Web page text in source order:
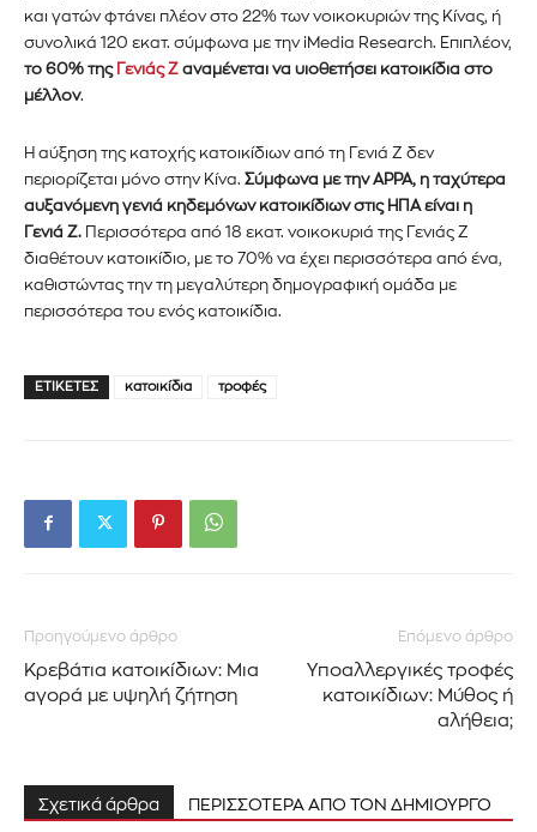
και γατών φτάνει πλέον στο 22% των νοικοκυριών της Κίνας, ή
συνολικά 120 εκατ. σύμφωνα με την iMedia Research. Επιπλέον,
το 60% της
Γενιάς Ζ αναμένεται να υιοθετήσει κατοικίδια στο
μέλλον.
Η αύξηση της κατοχής κατοικίδιων από τη Γενιά Ζ δεν
περιορίζεται μόνο στην Κίνα. Σύμφωνα με την APPA, η ταχύτερα
αυξανόμενη γενιά κηδεμόνων κατοικίδιων στις ΗΠΑ είναι η
Γενιά Ζ. Περισσότερα από 18 εκατ. νοικοκυριά της Γενιάς Ζ
διαθέτουν κατοικίδιο, με το 70% να έχει περισσότερα από ένα,
καθιστώντας την τη μεγαλύτερη δημογραφική ομάδα με
περισσότερα του ενός κατοικίδια.
ΕΤΙΚΈΤΕΣ κατοικίδια τροφές
Προηγούμενο άρθρο
Κρεβάτια κατοικίδιων: Μια
αγορά με υψηλή ζήτηση
Επόμενο άρθρο
Υποαλλεργικές τροφές
κατοικίδιων: Μύθος ή
αλήθεια;
Σχετικά άρθρα ΠΕΡΙΣΣΟΤΕΡΑ ΑΠΟ ΤΟΝ ΔΗΜΙΟΥΡΓΟ